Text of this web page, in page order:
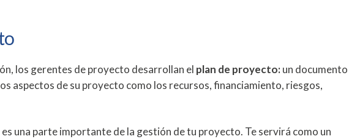
los gerentes de proyecto desarrollan el plan de proyecto:un documento
aspectos de su proyecto como los recursos, financiamiento, riesgos,
una parte importante de la gestión de tu proyecto. Te servirá como un